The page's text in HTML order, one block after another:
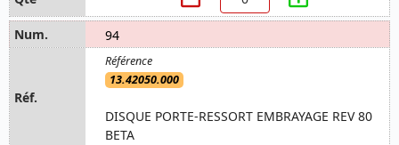
94
13.42050.000
DISQUE PORTE-RESSORT EMBRAYAGE REV 80
BETA